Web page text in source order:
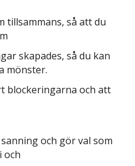
tillsammans, så att du
skapades, så du kan
mönster.
blockeringarna och att
och gör val som
och